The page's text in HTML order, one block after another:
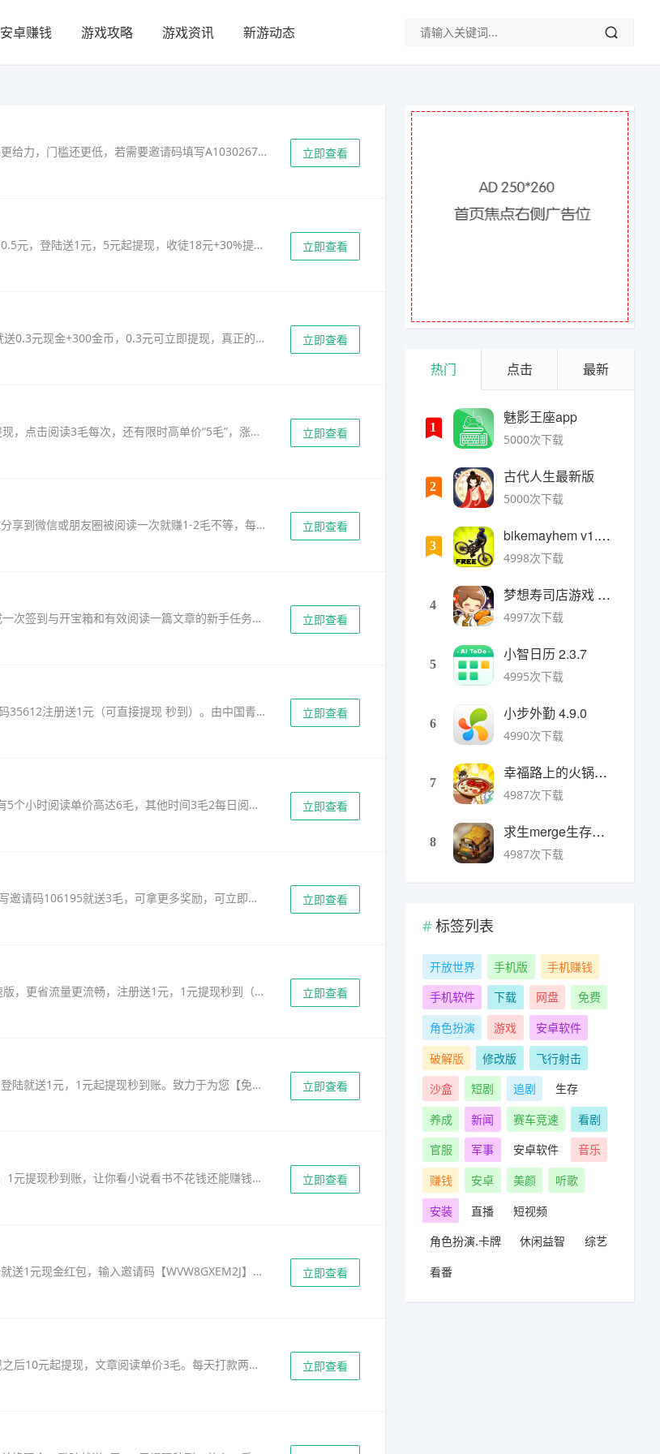
安卓赚钱 游戏攻略 游戏资讯 新游动态
大六顺，抢先收、金刚涨旗下——隆重推出强力新平台，涨分更给力，门槛还更低，若需要邀请码填写A10302678，注册登陆就送5毛，永久5元提现。 ... 立即查看
【水果联盟】年后首推新平台：西柚资讯，上线期间阅读单价0.5元，登陆送1元，5元起提现，收徒18元+30%提成， 更有20.20万收徒奖励等你来领~客服微信：Juan2222hai... 立即查看
快音，听歌还能得现金哦！登陆快音APP填写邀请码PP2R6P就送0.3元现金+300金币，0.3元可立即提现，真正的一款听歌赚钱的软件！ 热门，海量，个性的手机铃声，分离抖音、快手神曲，短视频，音乐。快速制作铃声，自嗨原创音乐轻松上传，一键设置铃声！铃声分享与友同享！... 立即查看
抢先收旗下大平台——《金刚涨》，注册就送2元，5元即可提现，点击阅读3毛每次，还有限时高单价“5毛”，涨分嗖嗖的。贺岁杯收徒大赛瓜分“18万元”大奖，参加活动0门槛，一个徒弟也能参与瓜分，除正常收徒奖金16～21元，再瓜分18万... 立即查看
抢先收（原抢先赚），转发文章赚钱平台（业界良心），文章分享到微信或朋友圈被阅读一次就赚1-2毛不等，每天轻松赚零花钱。首次5元提现，后续10元起提现，填写邀请码A10320391领新手红包。抢先在客服QQ群：967706012... 立即查看
趣看天下是一款自阅+看新闻赚钱的软件，注册即送1元，完成一次签到与开宝箱和有效阅读一篇文章的新手任务即可奖励0.5到5元的随机现金红包，首次满5元提现，之后10元起提现。趣看天下支持阅读资讯和分享资讯双重金币奖励。... 立即查看
中青看点是一款看新闻、涨知识还能赚零钱的APP，填写邀请码35612注册送1元（可直接提现 秒到）。由中国青年网潜心打造，这里有新鲜的资讯信息，涨知识的实用资讯，犀利的评论互动，丰富的任务赢礼品，来这里让您的阅读更有价值。... 立即查看
大五福是老平台抢先收旗下最新给力平台，注册送1元，每天有5个小时阅读单价高达6毛，其他时间3毛2每日阅读，永久5元起提现。诚信靠谱涨分快，分享每日热点，好看又赚零钱。还可... 立即查看
魔视，一款看视频、分享视频也能赚钱的短视频APP。登陆填写邀请码106195就送3毛，可拿更多奖励，可立即提现秒到账。这里不仅有有趣好玩的短视频还有多种趣味玩法，让你在娱乐中还能收获零花钱。赚钱休闲两不误，用心为你推荐有魔力的视频，还有更多精彩活动等你参与！联系官方官方QQ群：579849990，微... 立即查看
免费听书，还可赚现金！5.3亿人都在用的APP，喜马拉雅极速版，更省流量更流畅，注册送1元，1元提现秒到（每次提现5毛手续费）。听节目、邀好友都能赚现金。听得越多，赚得越多，提现秒到账，邀请好友一起来听更有大额现金奖励。全场免费听，海量完本小说，悬疑、盗墓、言情、穿越...应有仅有，戴上耳机，感受声... 立即查看
奇迹小说是一款正版免费小说阅读软件，看小说听书能挣钱，登陆就送1元，1元起提现秒到账。致力于为您【免费】呈现：多品类原创小说、超高人气大神级小说、火爆话题小说、影视原著等10万余册的文学内容！分享好故事，免费读不停！ ... 立即查看
番茄小说是一款主打正版、免费的小说阅读器，注册就送2元，1元提现秒到账，让你看小说看书不花钱还能赚钱，悠享阅读时光。【海量正版小说】海量正版小说免费看，现代言情、古代言情、青春校园、同人小说、唯美纯爱、现代都市、异世玄幻、武侠世界、历史穿越、军事战争、悬疑灵异、科幻末世、游戏电竞…&h... 立即查看
火山小视频极速版，看视频拍视频能赚钱的软件。新用户注册就送1元现金红包，输入邀请码【WVW8GXEM2J】再送2元现金红包，1元即可提现，秒到账。每天看视频、签到等做任务即可赚金币，金币次日自动兑换成现金，可直接提现。... 立即查看
满堂福是抢先赚旗下又一转发平台，注册送5毛，首次3元提现之后10元起提现，文章阅读单价3毛。每天打款两次，提现基本当天到账，还有签到红包，持续越久，红包越大。此外，抢先赚旗下还有个来丰收的平台。满堂福官方客服QQ群：710850612... 立即查看
热门 点击 最新
1
魅影王座app
5000次下载
2
古代人生最新版
5000次下载
3
bikemayhem v1.6.2安卓版
4998次下载
4
梦想寿司店游戏 v4.14.1安卓版
4997次下载
5
小智日历 2.3.7
4995次下载
6
小步外勤 4.9.0
4990次下载
7
幸福路上的火锅店官方版 v5.3.5安卓版
4987次下载
8
求生merge生存之地手机版 v1.48.0安卓版
4987次下载
标签列表
开放世界 手机版
手机赚钱
手机软件
下载 网盘
免费
角色扮演
游戏
安卓软件
破解版
修改版
飞行射击
沙盒
短剧 追剧
生存
养成
新闻 赛车竞速
看剧
官服
军事 ​安卓软件
音乐
赚钱
安卓 美颜
听歌
安装
直播
短视频
角色扮演.卡牌
休闲益智
综艺
看番